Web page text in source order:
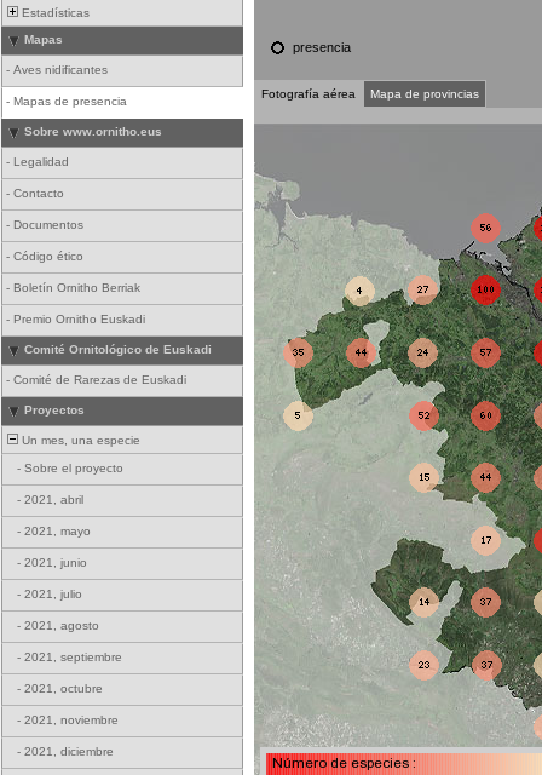
Estadísticas
Mapas
- Aves nidificantes
- Mapas de presencia
Sobre www.ornitho.eus
- Legalidad
- Contacto
- Documentos
- Código ético
- Boletín Ornitho Berriak
- Premio Ornitho Euskadi
Comité Ornitológico de Euskadi
- Comité de Rarezas de Euskadi
Proyectos
Un mes, una especie
- Sobre el proyecto
- 2021, abril
- 2021, mayo
- 2021, junio
- 2021, julio
- 2021, agosto
- 2021, septiembre
- 2021, octubre
- 2021, noviembre
- 2021, diciembre
presencia
Fotografía aérea Mapa de provincias